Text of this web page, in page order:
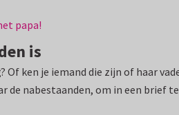
papa!
is
Of ken je iemand die zijn of haar
de nabestaanden, om in een